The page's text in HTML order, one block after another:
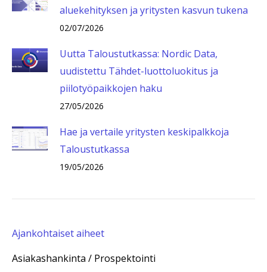
aluekehityksen ja yritysten kasvun tukena
02/07/2026
Uutta Taloustutkassa: Nordic Data,
uudistettu Tähdet-luottoluokitus ja
piilotyöpaikkojen haku
27/05/2026
Hae ja vertaile yritysten keskipalkkoja
Taloustutkassa
19/05/2026
Ajankohtaiset aiheet
Asiakashankinta / Prospektointi